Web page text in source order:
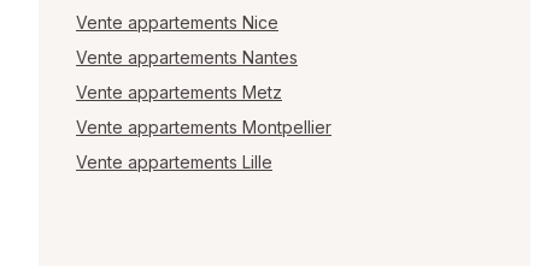
Vente appartements Nice
Vente appartements Nantes
Vente appartements Metz
Vente appartements Montpellier
Vente appartements Lille